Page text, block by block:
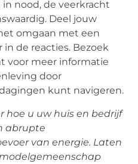
nood, de veerkracht
Deel jouw
omgaan met een
de reacties. Bezoek
voor meer informatie
door
kunt navigeren.
hoe u uw huis en bedrijf
abrupte
van energie. Laten